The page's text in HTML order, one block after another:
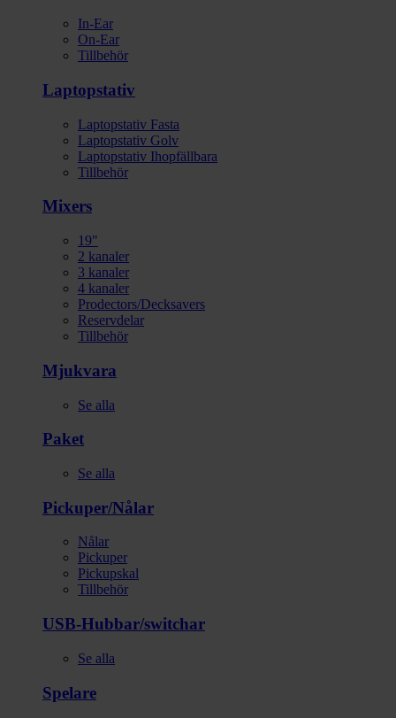
In-Ear
On-Ear
Tillbehör
Laptopstativ
Laptopstativ Fasta
Laptopstativ Golv
Laptopstativ Ihopfällbara
Tillbehör
Mixers
19"
2 kanaler
3 kanaler
4 kanaler
Prodectors/Decksavers
Reservdelar
Tillbehör
Mjukvara
Se alla
Paket
Se alla
Pickuper/Nålar
Nålar
Pickuper
Pickupskal
Tillbehör
USB-Hubbar/switchar
Se alla
Spelare